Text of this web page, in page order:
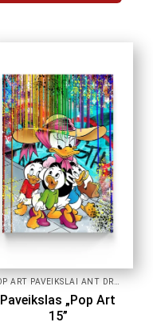
variants.
The
options
may
be
chosen
on
the
product
page
Paveikslas „Pop Art
15”